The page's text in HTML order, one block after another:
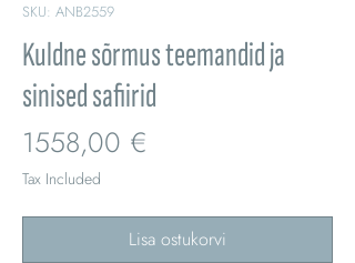
SKU: ANB2559
Kuldne sõrmus teemandid ja
sinised safiirid
1558,00 €
Tax Included
Lisa ostukorvi